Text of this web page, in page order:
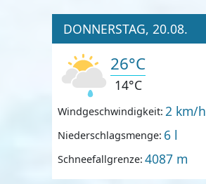
DONNERSTAG, 20.08.
26°C
14°C
Windgeschwindigkeit: 2 km/h
Niederschlagsmenge: 6 l
Schneefallgrenze: 4087 m